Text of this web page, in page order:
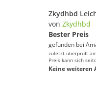
von Zkydhbd
Bester Preis
gefunden bei
zuletzt überprüft
Preis kann sich
Keine weiteren